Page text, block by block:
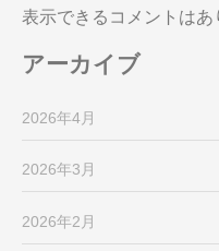
表示できるコメントはあ
アーカイブ
2026年4月
2026年3月
2026年2月